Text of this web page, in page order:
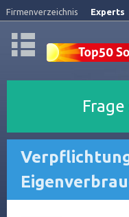
Firmenverzeichnis Experts